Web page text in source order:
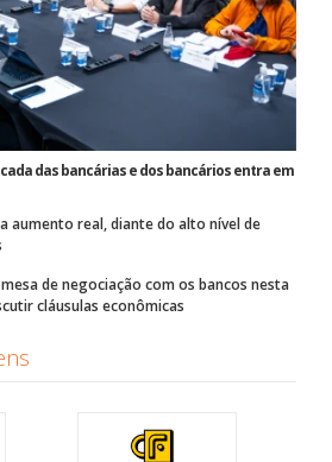
das bancárias e dos bancários entra em
aumento real, diante do alto nível de
de negociação com os bancos nesta
cláusulas econômicas